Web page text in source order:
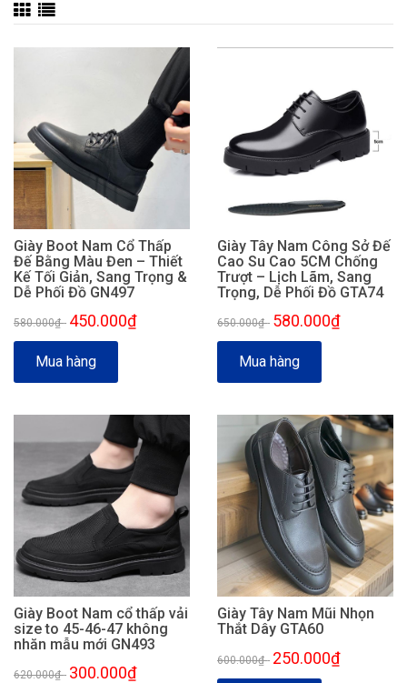
Giày Boot Nam Cổ Thấp
Đế Bằng Màu Đen – Thiết
Kế Tối Giản, Sang Trọng &
Dễ Phối Đồ GN497
580.000₫- 450.000₫
Mua hàng
Giày Tây Nam Công Sở Đế
Cao Su Cao 5CM Chống
Trượt – Lịch Lãm, Sang
Trọng, Dễ Phối Đồ GTA74
650.000₫- 580.000₫
Mua hàng
Giày Boot Nam cổ thấp vải
size to 45-46-47 không
nhăn mẫu mới GN493
620.000₫- 300.000₫
Giày Tây Nam Mũi Nhọn
Thắt Dây GTA60
600.000₫- 250.000₫